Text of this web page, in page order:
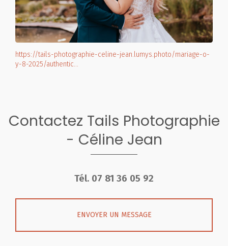
https://tails-photographie-celine-jean.lumys.photo/mariage-o-
y-8-2025/authentic…
Contactez Tails Photographie
- Céline Jean
Tél. 07 81 36 05 92
ENVOYER UN MESSAGE